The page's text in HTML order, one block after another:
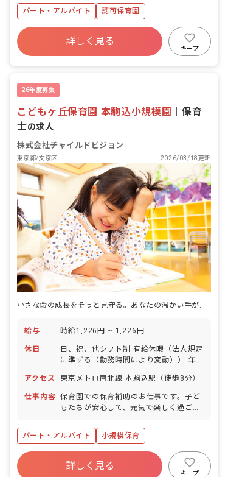
園を共に作っていきましょう! ■園児年齢
層：0～5歳児
パート・アルバイト 認可保育園
詳しく見る
キープ
26年度募集
こどもヶ丘保育園 本駒込小規模園
保育
士の求人
株式会社チャイルドビジョン
東京都/文京区 2026/03/18更新
小さな命の成長をそっと見守る。あなたの温かい手が未来を育みます。
給与 時給1,226円 ~ 1,226円
休日
日、祝、他シフト制 有給休暇（法人規定
に準ずる（勤務時間により変動）） 年末
アクセス
東京メトロ南北線 本駒込駅（徒歩8分）
仕事内容 保育園での保育補助のお仕事です。子ど
もたちが安心して、元気で楽しく過ごせ
園を共に作っていきましょう! ■園児年齢
層：0～2歳児
パート・アルバイト 小規模保育
詳しく見る
キープ